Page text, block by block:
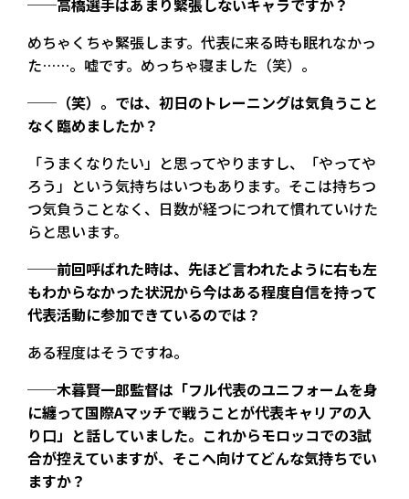
──高橋選手はあまり緊張しないキャラですか？
めちゃくちゃ緊張します。代表に来る時も眠れなかっ
た……。嘘です。めっちゃ寝ました（笑）。
──（笑）。では、初日のトレーニングは気負うこと
なく臨めましたか？
「うまくなりたい」と思ってやりますし、「やってや
ろう」という気持ちはいつもあります。そこは持ちつ
つ気負うことなく、日数が経つにつれて慣れていけた
らと思います。
──前回呼ばれた時は、先ほど言われたように右も左
もわからなかった状況から今はある程度自信を持って
代表活動に参加できているのでは？
ある程度はそうですね。
──木暮賢一郎監督は「フル代表のユニフォームを身
に纏って国際Aマッチで戦うことが代表キャリアの入
り口」と話していました。これからモロッコでの3試
合が控えていますが、そこへ向けてどんな気持ちでい
ますか？